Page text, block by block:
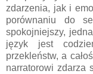
zdarzenia, jak i
porównaniu do
spokojniejszy,
język jest
przekleństw, a
narratorowi zdarza